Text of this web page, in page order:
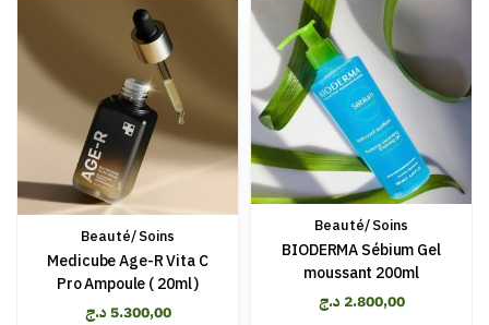
Beauté/ Soins
Medicube Age-R Vita C
Pro Ampoule ( 20ml )
5.300,00د.ج
Beauté/ Soins
BIODERMA Sébium Gel
moussant 200ml
2.800,00 د.ج